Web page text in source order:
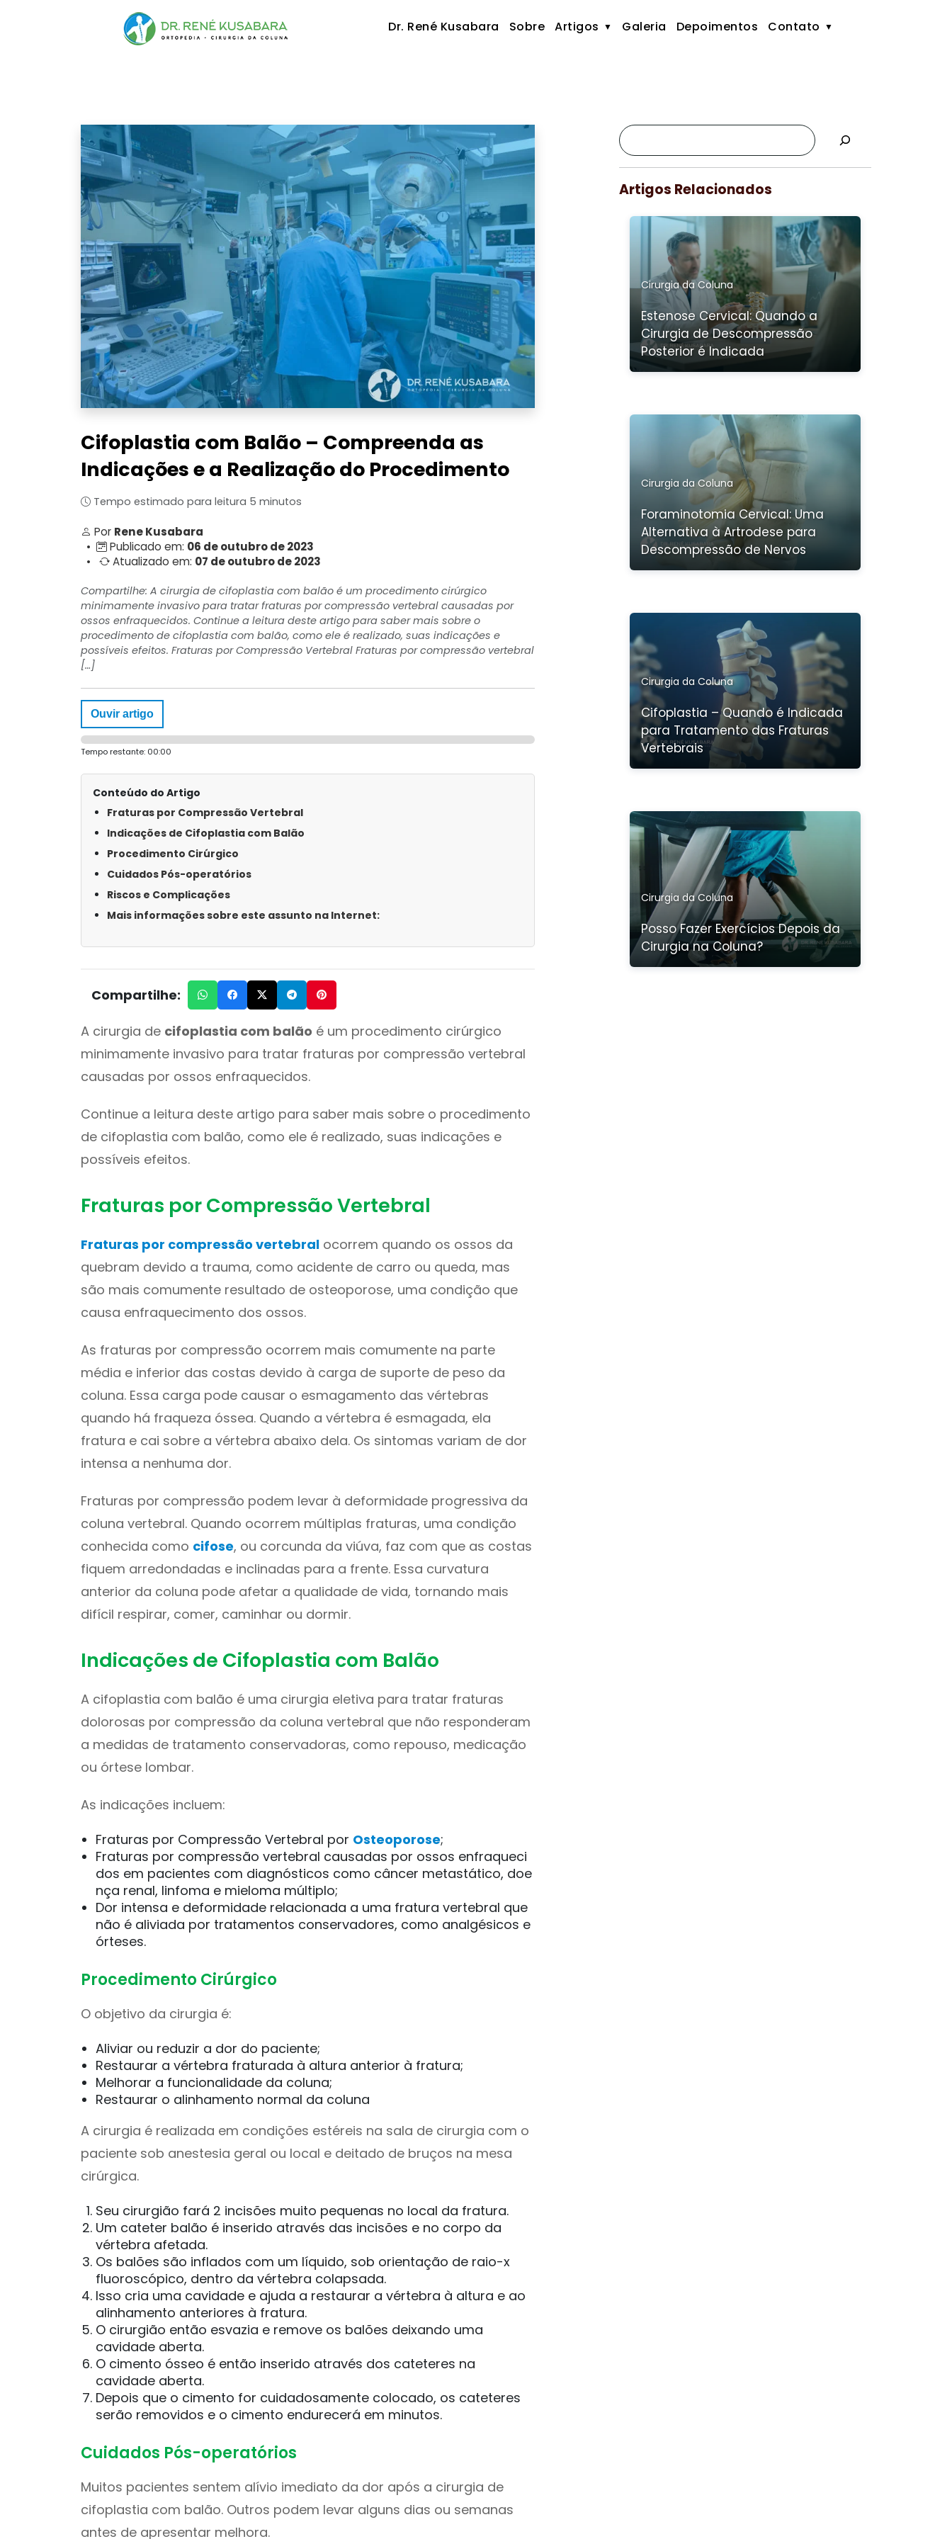
Dr. René Kusabara Sobre Artigos Galeria Depoimentos Contato
Cifoplastia com Balão – Compreenda as
Indicações e a Realização do Procedimento
Tempo estimado para leitura 5 minutos
Por Rene Kusabara
•
Publicado em: 06 de outubro de 2023
•
Atualizado em: 07 de outubro de 2023
Compartilhe: A cirurgia de cifoplastia com balão é um procedimento cirúrgico
minimamente invasivo para tratar fraturas por compressão vertebral causadas por
ossos enfraquecidos. Continue a leitura deste artigo para saber mais sobre o
procedimento de cifoplastia com balão, como ele é realizado, suas indicações e
possíveis efeitos. Fraturas por Compressão Vertebral Fraturas por compressão vertebral
[…]
Ouvir artigo
Tempo restante: 00:00
Conteúdo do Artigo
Fraturas por Compressão Vertebral
Indicações de Cifoplastia com Balão
Procedimento Cirúrgico
Cuidados Pós-operatórios
Riscos e Complicações
Mais informações sobre este assunto na Internet:
Compartilhe:
A cirurgia de cifoplastia com balão é um procedimento cirúrgico
minimamente invasivo para tratar fraturas por compressão vertebral
causadas por ossos enfraquecidos.
Continue a leitura deste artigo para saber mais sobre o procedimento
de cifoplastia com balão, como ele é realizado, suas indicações e
possíveis efeitos.
Fraturas por Compressão Vertebral
Fraturas por compressão vertebral ocorrem quando os ossos da
quebram devido a trauma, como acidente de carro ou queda, mas
são mais comumente resultado de osteoporose, uma condição que
causa enfraquecimento dos ossos.
As fraturas por compressão ocorrem mais comumente na parte
média e inferior das costas devido à carga de suporte de peso da
coluna. Essa carga pode causar o esmagamento das vértebras
quando há fraqueza óssea. Quando a vértebra é esmagada, ela
fratura e cai sobre a vértebra abaixo dela. Os sintomas variam de dor
intensa a nenhuma dor.
Fraturas por compressão podem levar à deformidade progressiva da
coluna vertebral. Quando ocorrem múltiplas fraturas, uma condição
conhecida como cifose, ou corcunda da viúva, faz com que as costas
fiquem arredondadas e inclinadas para a frente. Essa curvatura
anterior da coluna pode afetar a qualidade de vida, tornando mais
difícil respirar, comer, caminhar ou dormir.
Indicações de Cifoplastia com Balão
A cifoplastia com balão é uma cirurgia eletiva para tratar fraturas
dolorosas por compressão da coluna vertebral que não responderam
a medidas de tratamento conservadoras, como repouso, medicação
ou órtese lombar.
As indicações incluem:
Fraturas por Compressão Vertebral por Osteoporose;
Fraturas por compressão vertebral causadas por ossos enfraqueci
dos em pacientes com diagnósticos como câncer metastático, doe
nça renal, linfoma e mieloma múltiplo;
Dor intensa e deformidade relacionada a uma fratura vertebral que
não é aliviada por tratamentos conservadores, como analgésicos e
órteses.
Procedimento Cirúrgico
O objetivo da cirurgia é:
Aliviar ou reduzir a dor do paciente;
Restaurar a vértebra fraturada à altura anterior à fratura;
Melhorar a funcionalidade da coluna;
Restaurar o alinhamento normal da coluna
A cirurgia é realizada em condições estéreis na sala de cirurgia com o
paciente sob anestesia geral ou local e deitado de bruços na mesa
cirúrgica.
Seu cirurgião fará 2 incisões muito pequenas no local da fratura.
Um cateter balão é inserido através das incisões e no corpo da
vértebra afetada.
Os balões são inflados com um líquido, sob orientação de raio-x
fluoroscópico, dentro da vértebra colapsada.
Isso cria uma cavidade e ajuda a restaurar a vértebra à altura e ao
alinhamento anteriores à fratura.
O cirurgião então esvazia e remove os balões deixando uma
cavidade aberta.
O cimento ósseo é então inserido através dos cateteres na
cavidade aberta.
Depois que o cimento for cuidadosamente colocado, os cateteres
serão removidos e o cimento endurecerá em minutos.
Cuidados Pós-operatórios
Muitos pacientes sentem alívio imediato da dor após a cirurgia de
cifoplastia com balão. Outros podem levar alguns dias ou semanas
antes de apresentar melhora.
Artigos Relacionados
Cirurgia da Coluna
Estenose Cervical: Quando a
Cirurgia de Descompressão
Posterior é Indicada
Cirurgia da Coluna
Foraminotomia Cervical: Uma
Alternativa à Artrodese para
Descompressão de Nervos
Cirurgia da Coluna
Cifoplastia – Quando é Indicada
para Tratamento das Fraturas
Vertebrais
Cirurgia da Coluna
Posso Fazer Exercícios Depois da
Cirurgia na Coluna?